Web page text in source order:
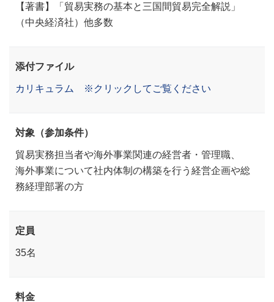
【著書】「貿易実務の基本と三国間貿易完全解説」
（中央経済社）他多数
添付ファイル
カリキュラム ※クリックしてご覧ください
対象（参加条件）
貿易実務担当者や海外事業関連の経営者・管理職、
海外事業について社内体制の構築を行う経営企画や総
務経理部署の方
定員
35名
料金